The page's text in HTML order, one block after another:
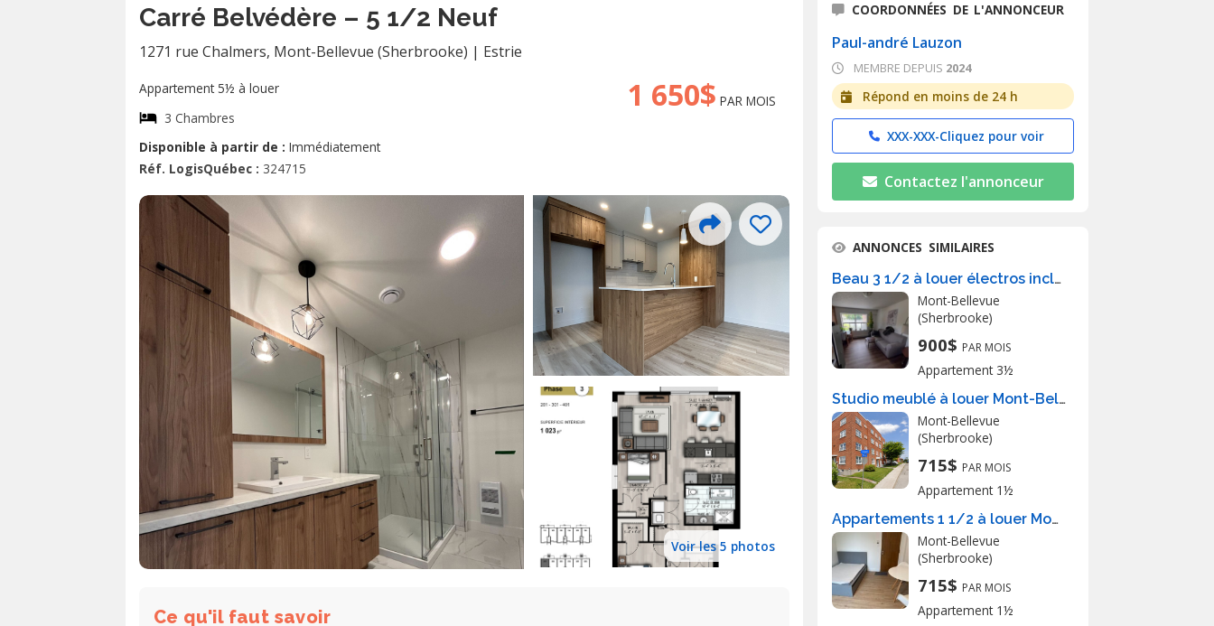
Carré Belvédère – 5 1/2 Neuf
1271 rue Chalmers, Mont-Bellevue (Sherbrooke) | Estrie
1 650$ PAR MOIS
Appartement 5½ à louer
3 Chambres
Disponible à partir de : Immédiatement
Réf. LogisQuébec : 324715
Voir les 5 photos
Ce qu'il faut savoir
COORDONNÉES DE L'ANNONCEUR
Paul-andré Lauzon
MEMBRE DEPUIS 2024
Répond en moins de 24 h
XXX-XXX-Cliquez pour voir
Contactez l'annonceur
ANNONCES SIMILAIRES
Beau 3 1/2 à louer électros inclus
Mont-Bellevue
(Sherbrooke)
900$ PAR MOIS
Appartement 3½
Studio meublé à louer Mont-Bellevue
Mont-Bellevue
(Sherbrooke)
715$ PAR MOIS
Appartement 1½
Appartements 1 1/2 à louer Mont-Bellevue
Mont-Bellevue
(Sherbrooke)
715$ PAR MOIS
Appartement 1½